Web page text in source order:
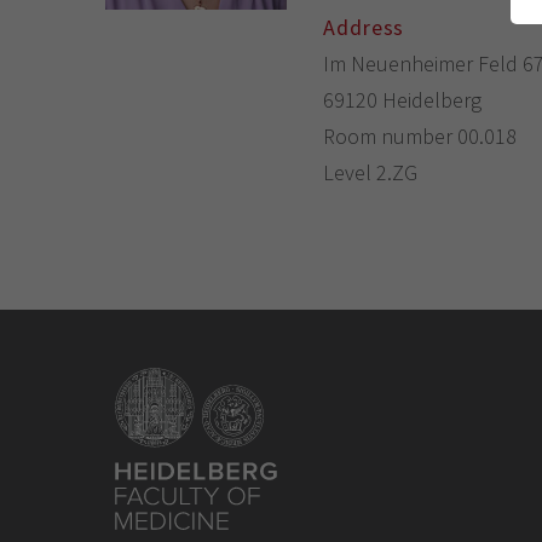
Address
Im Neuenheimer Feld
69120 Heidelberg
Room number 00.018
Level 2.ZG